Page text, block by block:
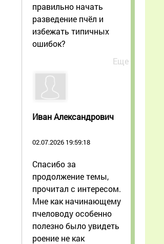
правильно начать
разведение пчёл и
избежать типичных
ошибок?
Еще
Иван Александрович
02.07.2026 19:59:18
Спасибо за
продолжение темы,
прочитал с интересом.
Мне как начинающему
пчеловоду особенно
полезно было увидеть
роение не как